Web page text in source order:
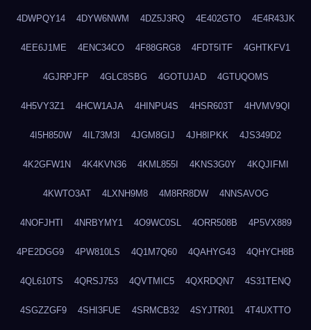
4DWPQY14 4DYW6NWM 4DZ5J3RQ 4E402GTO 4E4R43JK
4EE6J1ME 4ENC34CO 4F88GRG8 4FDT5ITF 4GHTKFV1
4GJRPJFP 4GLC8SBG 4GOTUJAD 4GTUQOMS
4H5VY3Z1 4HCW1AJA 4HINPU4S 4HSR603T 4HVMV9QI
4I5H850W 4IL73M3I 4JGM8GIJ 4JH8IPKK 4JS349D2
4K2GFW1N 4K4KVN36 4KML855I 4KNS3G0Y 4KQJIFMI
4KWTO3AT 4LXNH9M8 4M8RR8DW 4NNSAVOG
4NOFJHTI 4NRBYMY1 4O9WC0SL 4ORR508B 4P5VX889
4PE2DGG9 4PW810LS 4Q1M7Q60 4QAHYG43 4QHYCH8B
4QL610TS 4QRSJ753 4QVTMIC5 4QXRDQN7 4S31TENQ
4SGZZGF9 4SHI3FUE 4SRMCB32 4SYJTR01 4T4UXTTO